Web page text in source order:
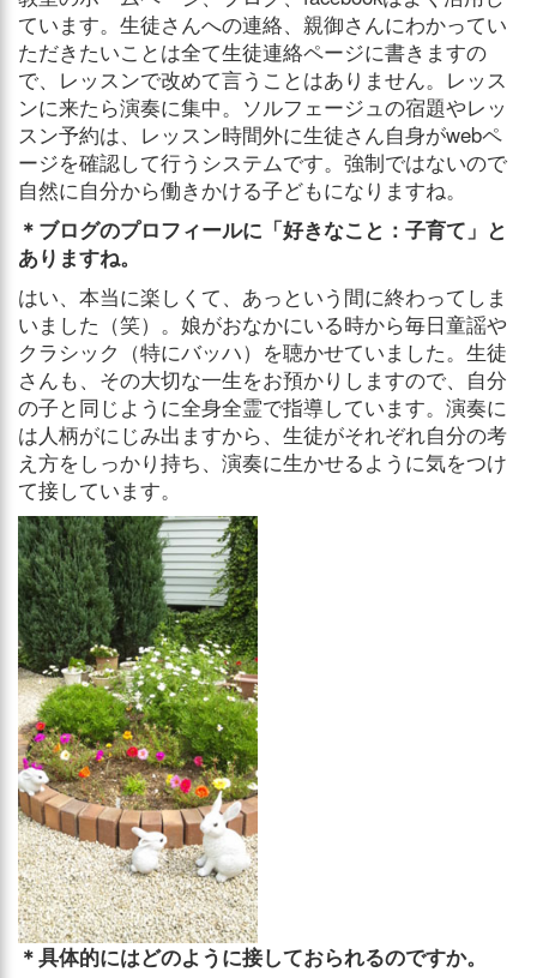
ています。生徒さんへの連絡、親御さんにわかってい
ただきたいことは全て生徒連絡ページに書きますの
で、レッスンで改めて言うことはありません。レッス
ンに来たら演奏に集中。ソルフェージュの宿題やレッ
スン予約は、レッスン時間外に生徒さん自身がwebペ
ージを確認して行うシステムです。強制ではないので
自然に自分から働きかける子どもになりますね。
＊ブログのプロフィールに「好きなこと：子育て」と
ありますね。
はい、本当に楽しくて、あっという間に終わってしま
いました（笑）。娘がおなかにいる時から毎日童謡や
クラシック（特にバッハ）を聴かせていました。生徒
さんも、その大切な一生をお預かりしますので、自分
の子と同じように全身全霊で指導しています。演奏に
は人柄がにじみ出ますから、生徒がそれぞれ自分の考
え方をしっかり持ち、演奏に生かせるように気をつけ
て接しています。
＊具体的にはどのように接しておられるのですか。